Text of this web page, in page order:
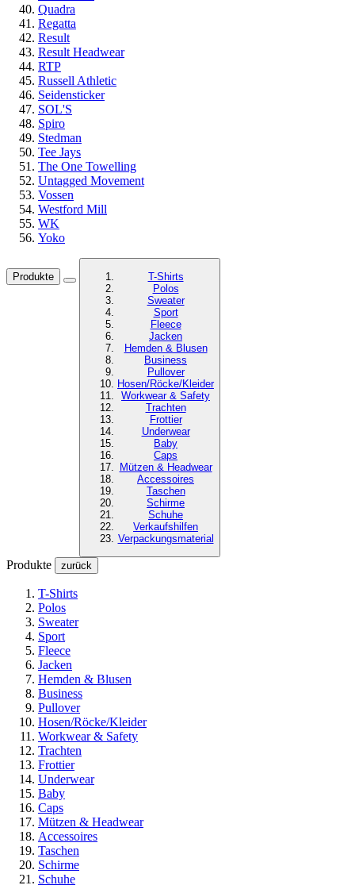
Quadra
Regatta
Result
Result Headwear
RTP
Russell Athletic
Seidensticker
SOL'S
Spiro
Stedman
Tee Jays
The One Towelling
Untagged Movement
Vossen
Westford Mill
WK
Yoko
Produkte
T-Shirts
Polos
Sweater
Sport
Fleece
Jacken
Hemden & Blusen
Business
Pullover
Hosen/Röcke/Kleider
Workwear & Safety
Trachten
Frottier
Underwear
Baby
Caps
Mützen & Headwear
Accessoires
Taschen
Schirme
Schuhe
Verkaufshilfen
Verpackungsmaterial
Produkte zurück
T-Shirts
Polos
Sweater
Sport
Fleece
Jacken
Hemden & Blusen
Business
Pullover
Hosen/Röcke/Kleider
Workwear & Safety
Trachten
Frottier
Underwear
Baby
Caps
Mützen & Headwear
Accessoires
Taschen
Schirme
Schuhe